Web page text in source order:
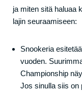
ja miten sitä haluaa
lajin seuraamiseen:
Snookeria
vuoden.
Championship
Jos sinulla siis on